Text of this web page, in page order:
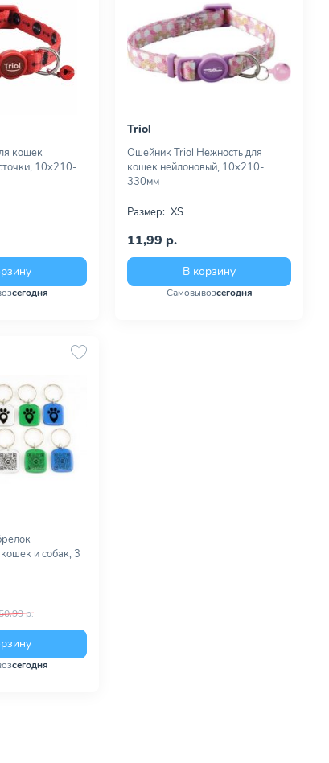
кошек
10х210-
сегодня
Triol
Ошейник Triol Нежность для
кошек нейлоновый, 10х210-
330мм
Размер: XS
11,99 р.
В корзину
Самовывозсегодня
и собак, 3
р.
сегодня